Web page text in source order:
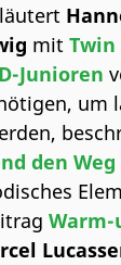
mit Twin
Junioren
um
den
Warm-